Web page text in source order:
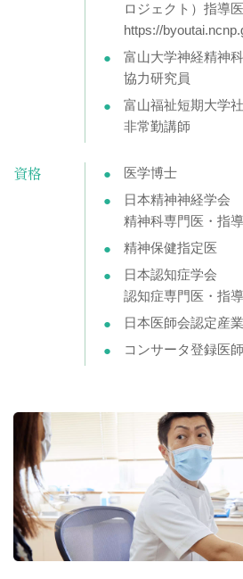
ロジェクト）指導医
https://
富山大学神経精神
協力研究員
富山福祉短期大学
非常勤講師
資格
医学博士
日本精神神経学会
精神科専門医・指
精神保健指定医
日本認知症学会
認知症専門医・指
日本医師会認定産
コンサータ登録医師